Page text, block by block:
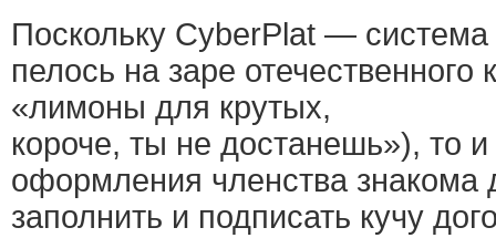
Поскольку CyberPlat — система
пелось на заре отечественного
«лимоны для крутых,
короче, ты не достанешь»), то
оформления членства знакома
заполнить и подписать кучу